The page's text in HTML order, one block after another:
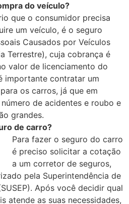
do veículo?
que o consumidor precisa
um veículo, é o seguro
Causados por Veículos
Terrestre), cuja cobrança é
valor de licenciamento do
importante contratar um
os carros, já que em
de acidentes e roubo e
grandes.
de carro?
Para fazer o seguro do carro
é preciso solicitar a cotação
a um corretor de seguros,
pela Superintendência de
Após você decidir qual
atende as suas necessidades,